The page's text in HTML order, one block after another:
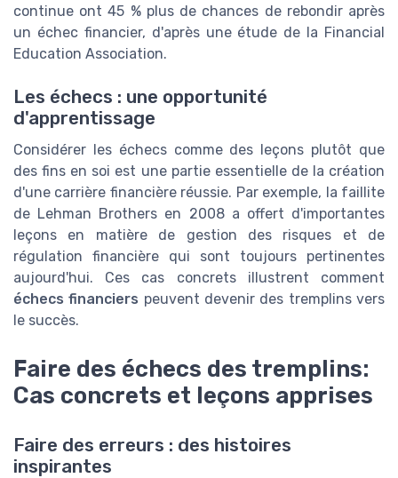
continue ont 45 % plus de chances de rebondir après
un échec financier, d'après une étude de la Financial
Education Association.
Les échecs : une opportunité
d'apprentissage
Considérer les échecs comme des leçons plutôt que
des fins en soi est une partie essentielle de la création
d'une carrière financière réussie. Par exemple, la faillite
de Lehman Brothers en 2008 a offert d'importantes
leçons en matière de gestion des risques et de
régulation financière qui sont toujours pertinentes
aujourd'hui. Ces cas concrets illustrent comment
échecs financiers peuvent devenir des tremplins vers
le succès.
Faire des échecs des tremplins:
Cas concrets et leçons apprises
Faire des erreurs : des histoires
inspirantes